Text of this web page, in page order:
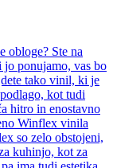
obloge? Ste na
ponujamo, vas bo
tako vinil, ki je
kot tudi
hitro in enostavno
Winflex vinila
so zelo obstojeni,
kuhinjo, kot za